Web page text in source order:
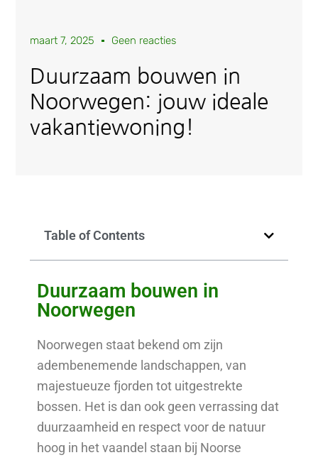
maart 7, 2025 Geen reacties
Duurzaam bouwen in
Noorwegen: jouw ideale
vakantiewoning!
Table of Contents
Duurzaam bouwen in
Noorwegen
Noorwegen staat bekend om zijn
adembenemende landschappen, van
majestueuze fjorden tot uitgestrekte
bossen. Het is dan ook geen verrassing dat
duurzaamheid en respect voor de natuur
hoog in het vaandel staan bij Noorse